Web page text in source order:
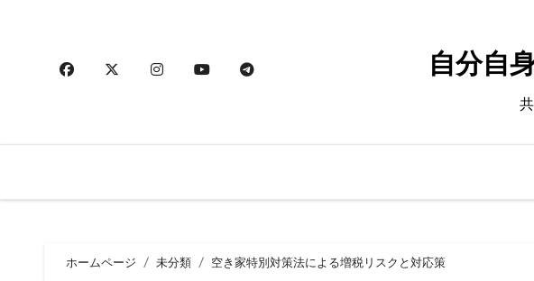
自分自
ホームページ 未分類 空き家特別対策法による増税リスクと対応策